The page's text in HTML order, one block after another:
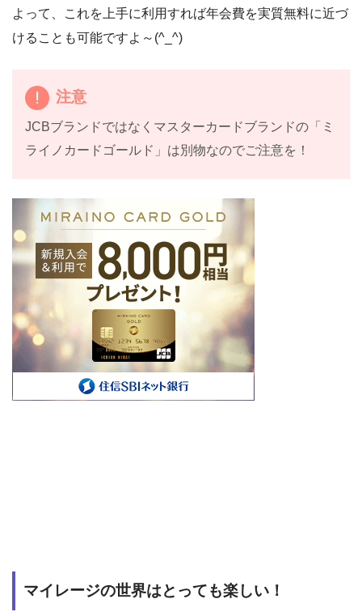
よって、これを上手に利用すれば年会費を実質無料に近づ
けることも可能ですよ～(^_^)
注意
JCBブランドではなくマスターカードブランドの「ミ
ライノカードゴールド」は別物なのでご注意を！
マイレージの世界はとっても楽しい！